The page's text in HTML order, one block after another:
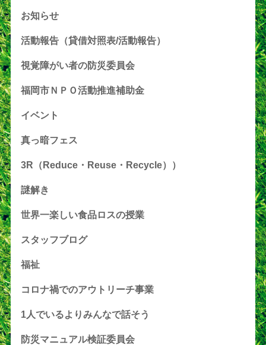
お知らせ
活動報告（貸借対照表/活動報告）
視覚障がい者の防災委員会
福岡市ＮＰＯ活動推進補助金
イベント
真っ暗フェス
3R（Reduce・Reuse・Recycle））
謎解き
世界一楽しい食品ロスの授業
スタッフブログ
福祉
コロナ禍でのアウトリーチ事業
1人でいるよりみんなで話そう
防災マニュアル検証委員会